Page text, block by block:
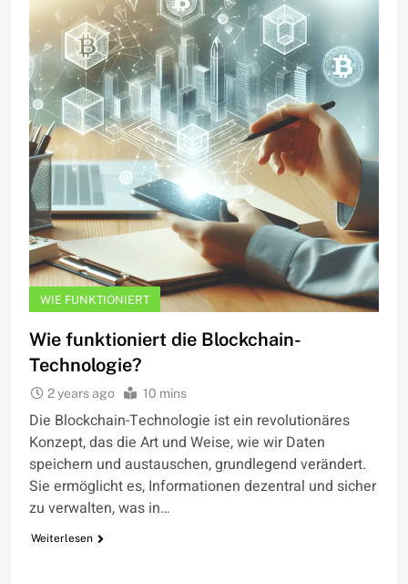
WIE FUNKTIONIERT
Wie funktioniert die Blockchain-
Technologie?
2 years ago 10 mins
Die Blockchain-Technologie ist ein revolutionäres
Konzept, das die Art und Weise, wie wir Daten
speichern und austauschen, grundlegend verändert.
Sie ermöglicht es, Informationen dezentral und sicher
zu verwalten, was in…
Weiterlesen